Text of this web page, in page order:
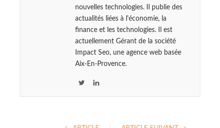
nouvelles technologies. Il publie des
actualités liées à l'économie, la
finance et les technologies. Il est
actuellement Gérant de la société
Impact Seo, une agence web basée
Aix-En-Provence.
L